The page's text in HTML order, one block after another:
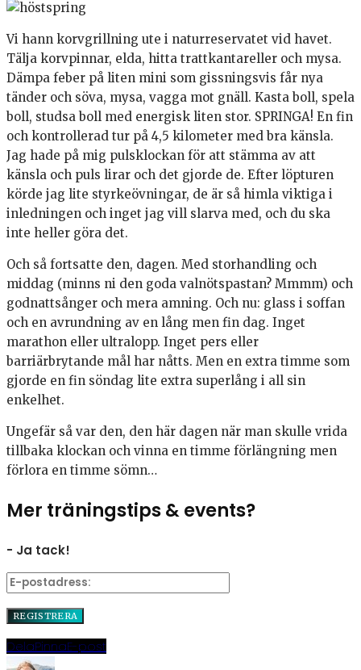
Vi hann korvgrillning ute i naturreservatet vid havet.
Tälja korvpinnar, elda, hitta trattkantareller och mysa.
Dämpa feber på liten mini som gissningsvis får nya
tänder och söva, mysa, vagga mot gnäll. Kasta boll, spela
boll, studsa boll med energisk liten stor. SPRINGA! En fin
och kontrollerad tur på 4,5 kilometer med bra känsla.
Jag hade på mig pulsklockan för att stämma av att
känsla och puls lirar och det gjorde de. Efter löpturen
körde jag lite styrkeövningar, de är så himla viktiga i
inledningen och inget jag vill slarva med, och du ska
inte heller göra det.
Och så fortsatte den, dagen. Med storhandling och
middag (minns ni den goda valnötspastan? Mmmm) och
godnattsånger och mera amning. Och nu: glass i soffan
och en avrundning av en lång men fin dag. Inget
marathon eller ultralopp. Inget pers eller
barriärbrytande mål har nåtts. Men en extra timme som
gjorde en fin söndag lite extra superlång i all sin
enkelhet.
Ungefär så var den, den här dagen när man skulle vrida
tillbaka klockan och vinna en timme förlängning men
förlora en timme sömn…
Mer träningstips & events?
- Ja tack!
DelaPinnaE-post